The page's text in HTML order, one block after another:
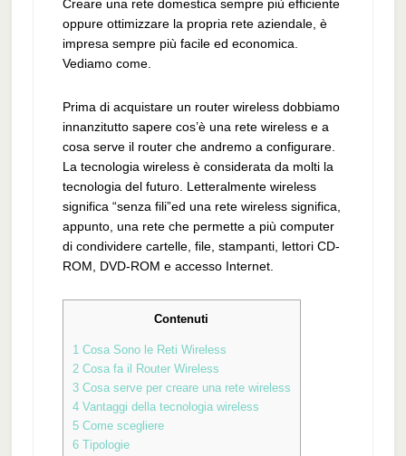
Creare una rete domestica sempre più efficiente
oppure ottimizzare la propria rete aziendale, è
impresa sempre più facile ed economica.
Vediamo come.
Prima di acquistare un router wireless dobbiamo
innanzitutto sapere cos’è una rete wireless e a
cosa serve il router che andremo a configurare.
La tecnologia wireless è considerata da molti la
tecnologia del futuro. Letteralmente wireless
significa “senza fili”ed una rete wireless significa,
appunto, una rete che permette a più computer
di condividere cartelle, file, stampanti, lettori CD-
ROM, DVD-ROM e accesso Internet.
Contenuti
1Cosa Sono le Reti Wireless
2Cosa fa il Router Wireless
3Cosa serve per creare una rete wireless
4Vantaggi della tecnologia wireless
5Come scegliere
6Tipologie